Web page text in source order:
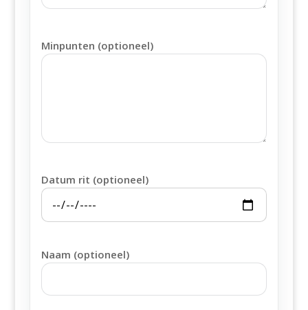
Minpunten (optioneel)
Datum rit (optioneel)
Naam (optioneel)